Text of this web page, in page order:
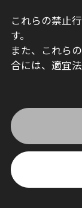
これらの禁止
す。
また、これら
合には、適宜